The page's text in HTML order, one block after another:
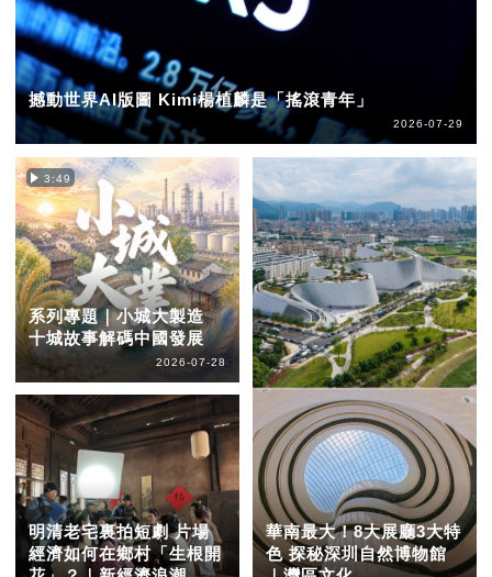
撼動世界AI版圖 Kimi楊植麟是「搖滾青年」
2026-07-29
3:49
系列專題｜小城大製造
十城故事解碼中國發展
2026-07-28
明清老宅裏拍短劇 片場
經濟如何在鄉村「生根開
華南最大！8大展廳3大特
色 探秘深圳自然博物館